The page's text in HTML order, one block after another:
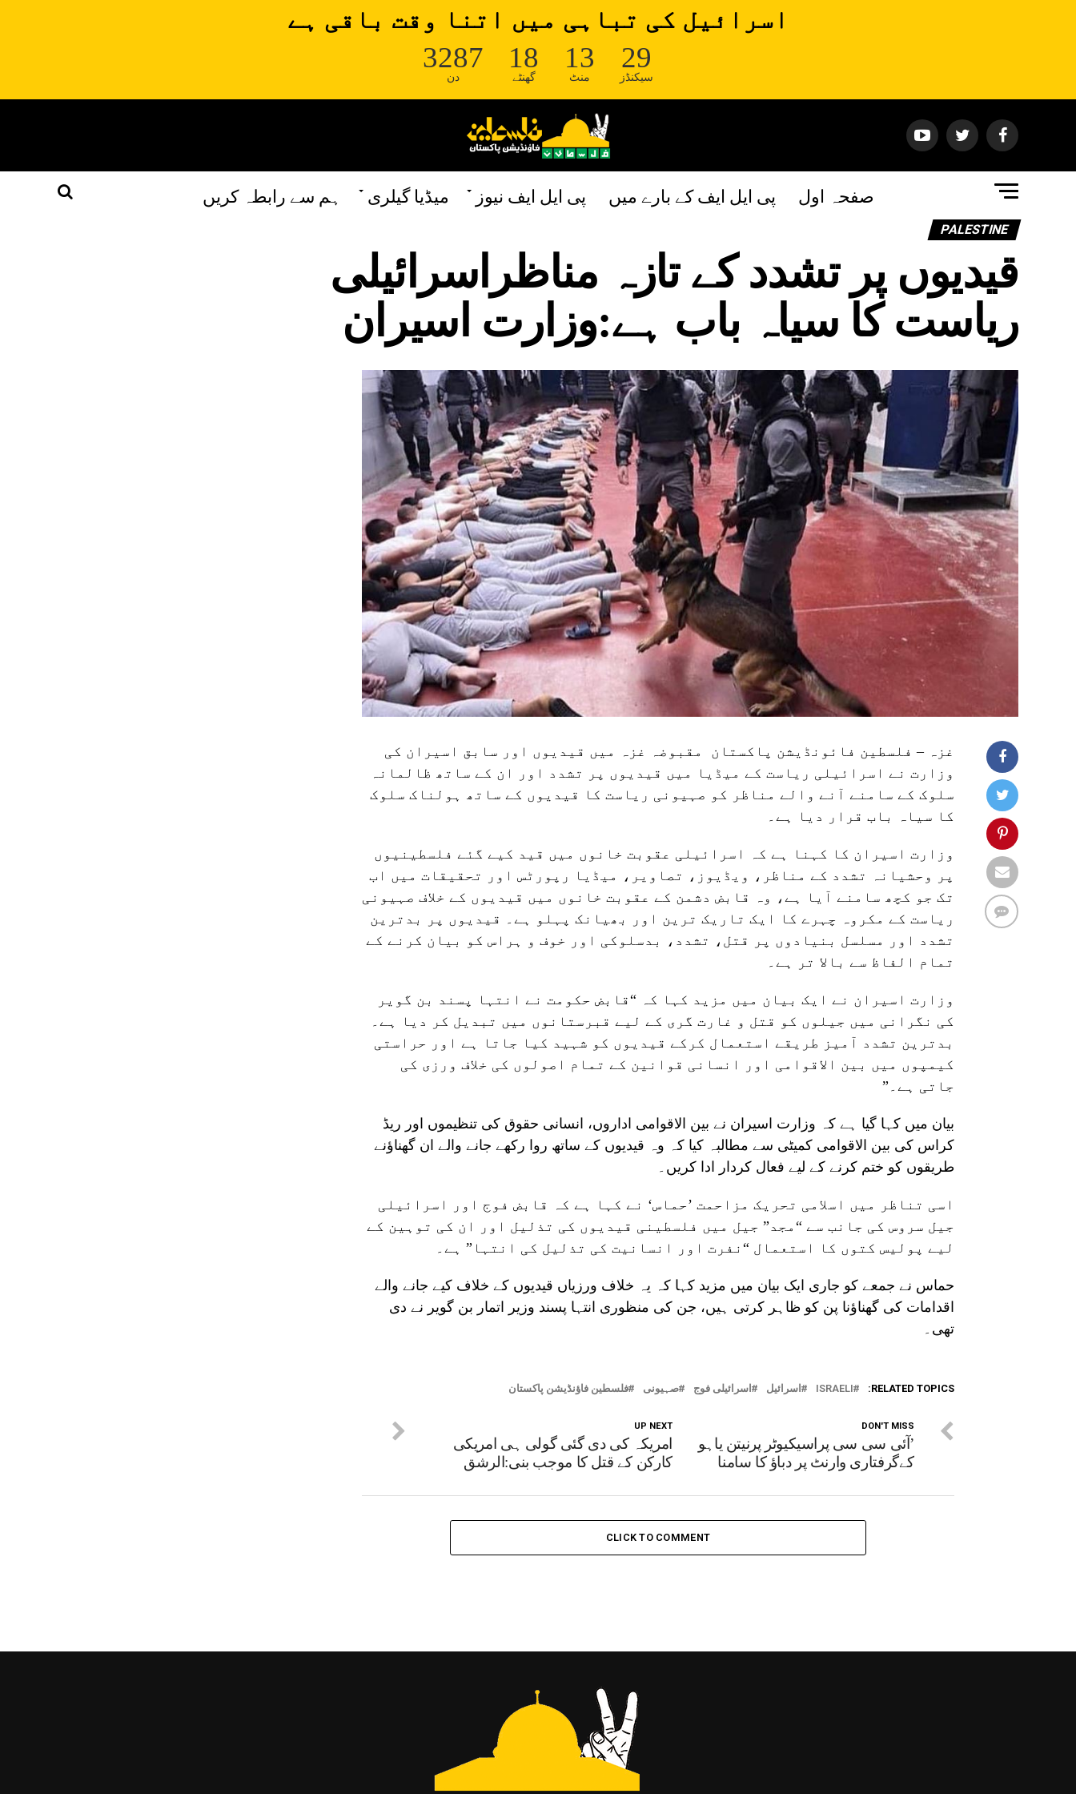
اسرائیل کی تباہی میں اتنا وقت باقی ہے
3287
دن
18
گھنٹے
13
منٹ
29
سیکنڈز
صفحہ اول پی ایل ایف کے بارے میں پی ایل ایف نیوز میڈیا گیلری ہم سے رابطہ کریں
PALESTINE
قیدیوں پر تشدد کے تازہ مناظراسرائیلی
ریاست کا سیاہ باب ہے:وزارت اسیران
غزہ – فلسطین فائونڈیشن پاکستان مقبوضہ غزہ میں قیدیوں اور سابق اسیران کی
وزارت نے اسرائیلی ریاست کے میڈیا میں قیدیوں پر تشدد اور ان کے ساتھ ظالمانہ
سلوک کے سامنے آنے والے مناظر کو صہیونی ریاست کا قیدیوں کے ساتھ ہولناک سلوک
کا سیاہ باب قرار دیا ہے۔
وزارت اسیران کا کہنا ہے کہ اسرائیلی عقوبت خانوں میں قید کیے گئے فلسطینیوں
پر وحشیانہ تشدد کے مناظر، ویڈیوز، تصاویر، میڈیا رپورٹس اور تحقیقات میں اب
تک جو کچھ سامنے آیا ہے، وہ قابض دشمن کے عقوبت خانوں میں قیدیوں کے خلاف صہیونی
ریاست کے مکروہ چہرے کا ایک تاریک ترین اور بھیانک پہلو ہے۔ قیدیوں پر بدترین
تشدد اور مسلسل بنیادوں پر قتل، تشدد، بدسلوکی اور خوف و ہراس کو بیان کرنے کے
تمام الفاظ سے بالا تر ہے۔
وزارت اسیران نے ایک بیان میں مزید کہا کہ “قابض حکومت نے انتہا پسند بن گویر
کی نگرانی میں جیلوں کو قتل و غارت گری کے لیے قبرستانوں میں تبدیل کر دیا ہے۔
بدترین تشدد آمیز طریقے استعمال کرکے قیدیوں کو شہید کیا جاتا ہے اور حراستی
کیمپوں میں بین الاقوامی اور انسانی قوانین کے تمام اصولوں کی خلاف ورزی کی
جاتی ہے۔”
بیان میں کہا گیا ہے کہ وزارت اسیران نے بین الاقوامی اداروں، انسانی حقوق کی تنظیموں اور ریڈ
کراس کی بین الاقوامی کمیٹی سے مطالبہ کیا کہ وہ قیدیوں کے ساتھ روا رکھے جانے والے ان گھناؤنے
طریقوں کو ختم کرنے کے لیے فعال کردار ادا کریں۔
اسی تناظر میں اسلامی تحریک مزاحمت ’حماس‘ نے کہا ہے کہ قابض فوج اور اسرائیلی
جیل سروس کی جانب سے “مجد” جیل میں فلسطینی قیدیوں کی تذلیل اور ان کی توہین کے
لیے پولیس کتوں کا استعمال “نفرت اور انسانیت کی تذلیل کی انتہا” ہے۔
حماس نے جمعے کو جاری ایک بیان میں مزید کہا کہ یہ خلاف ورزیاں قیدیوں کے خلاف کیے جانے والے
اقدامات کی گھناؤنا پن کو ظاہر کرتی ہیں، جن کی منظوری انتہا پسند وزیر اتمار بن گویر نے دی
تھی۔
RELATED TOPICS:
ISRAELI اسرائیل اسرائیلی فوج صہیونی فلسطین فاؤنڈیشن پاکستان
UP NEXT
امریکہ کی دی گئی گولی ہی امریکی
کارکن کے قتل کا موجب بنی:الرشق
DON'T MISS
’آئی سی سی پراسیکیوٹر پرنیتن یاہو
کےگرفتاری وارنٹ پر دباؤ کا سامنا
CLICK TO COMMENT